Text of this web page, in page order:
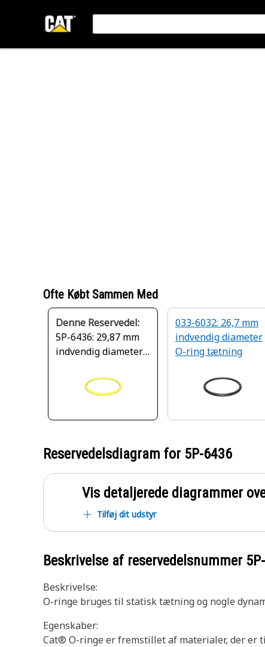
Ofte Købt Sammen Med
Denne Reservedel:
5P-6436: 29,87 mm
indvendig diameter
033-6032: 26,7 mm
indvendig diameter
O-ring tætning
Reservedelsdiagram for 5P-6436
Vis detaljerede diagrammer
Tilføj dit udstyr
Beskrivelse af reservedelsnummer
Beskrivelse:
O-ringe bruges til statisk tætning og nogle
Egenskaber:
Cat® O-ringe er fremstillet af materialer, der er